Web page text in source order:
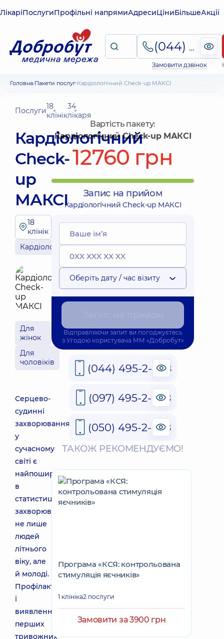
ЛікаріПослугиПрофільні напрямиАдресиЦіниБільшеАкції
(044) 495-2-888
Замовити дзвінок
Головна Пакети послуг Кардіологічний Check-up МАКСІ
Послуги18
клінік
34
лікаря
Кардіологічний
Check-
up
МАКСІ
18
клінік
Кардіологія
Для
жінок
Для
чоловіків
Серцево-
судинні
захворювання
у
сучасному
світі є
найпоширенішими
в
статистиці
захворювань
не лише
людей
літнього
віку, але
й молоді.
Профілактика
і
виявлення
перших
тривожних
Вартість пакету:
Кардіологічний Check-up МАКСІ
12760 грн
Запис на прийом
Кардіологічний Check-up МАКСІ
Оберіть дату / час візиту
Відправляючи запит ви погоджуєтесь
з Угодою користувача ММ «Добробут»
(044) 495-2-888
(097) 495-2-888
(050) 495-2-888
ТАКОЖ РЕКОМЕНДУЄМО!
Програма «КСЯ: контрольована
стимуляція яєчників»
1 клініка2 послуги
Замовити за 3900 грн